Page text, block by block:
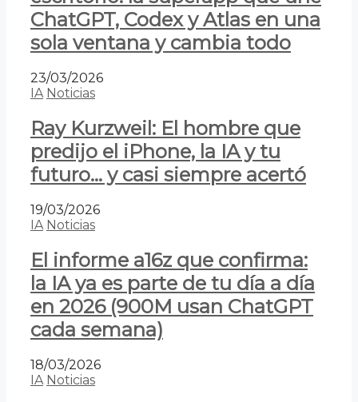
ChatGPT, Codex y Atlas en una
sola ventana y cambia todo
23/03/2026
IA Noticias
Ray Kurzweil: El hombre que
predijo el iPhone, la IA y tu
futuro… y casi siempre acertó
19/03/2026
IA Noticias
El informe a16z que confirma:
la IA ya es parte de tu día a día
en 2026 (900M usan ChatGPT
cada semana)
18/03/2026
IA Noticias